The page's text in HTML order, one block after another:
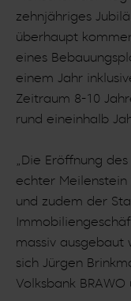
zehnjähriges
überhaupt
eines
einem Jahr
Zeitraum 8-10
rund eineinhalb
„Die Eröffnung
echter Meilenstein
und zudem der
massiv
sich Jürgen
Volksbank BRAWO